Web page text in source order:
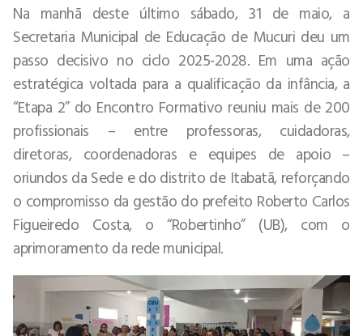
Na manhã deste último sábado, 31 de maio, a
Secretaria Municipal de Educação de Mucuri deu um
passo decisivo no ciclo 2025-2028. Em uma ação
estratégica voltada para a qualificação da infância, a
“Etapa 2” do Encontro Formativo reuniu mais de 200
profissionais – entre professoras, cuidadoras,
diretoras, coordenadoras e equipes de apoio –
oriundos da Sede e do distrito de Itabatã, reforçando
o compromisso da gestão do prefeito Roberto Carlos
Figueiredo Costa, o “Robertinho” (UB), com o
aprimoramento da rede municipal.